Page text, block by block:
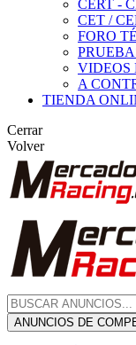
CERT -
CET /
FORO
VIDEOS
A
TIENDA
Cerrar
Volver
ANUNCIOS DE